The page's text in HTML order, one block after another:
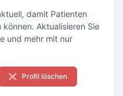
damit Patienten
Aktualisieren Sie
und mehr mit nur
Profil löschen